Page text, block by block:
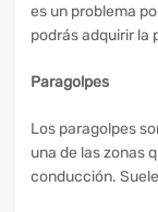
es un problema
podrás adquirir la
Paragolpes
Los paragolpes
una de las zonas
conducción.